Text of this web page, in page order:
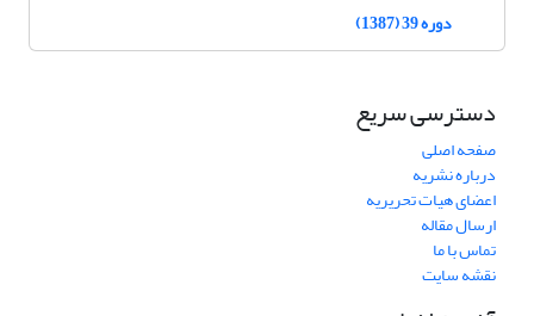
دوره 39 (1387)
دسترسی سریع
صفحه اصلی
درباره نشریه
اعضای هیات تحریریه
ارسال مقاله
تماس با ما
نقشه سایت